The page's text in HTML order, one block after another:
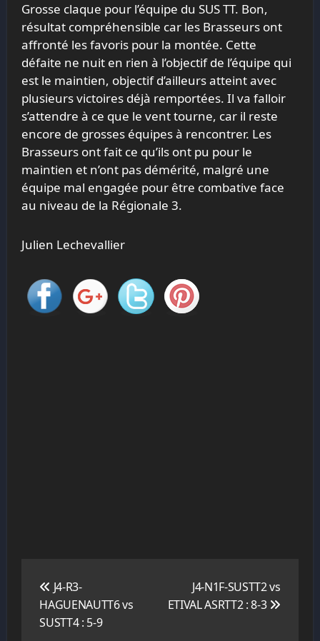
Grosse claque pour l’équipe du SUS TT. Bon,
résultat compréhensible car les Brasseurs ont
affronté les favoris pour la montée. Cette
défaite ne nuit en rien à l’objectif de l’équipe qui
est le maintien, objectif d’ailleurs atteint avec
plusieurs victoires déjà remportées. Il va falloir
s’attendre à ce que le vent tourne, car il reste
encore de grosses équipes à rencontrer. Les
Brasseurs ont fait ce qu’ils ont pu pour le
maintien et n’ont pas démérité, malgré une
équipe mal engagée pour être combative face
au niveau de la Régionale 3.
Julien Lechevallier
l’article
J4-R3-
HAGUENAUTT6 vs
SUSTT4 : 5-9
J4-N1F-SUSTT2 vs
ETIVAL ASRTT2 : 8-3